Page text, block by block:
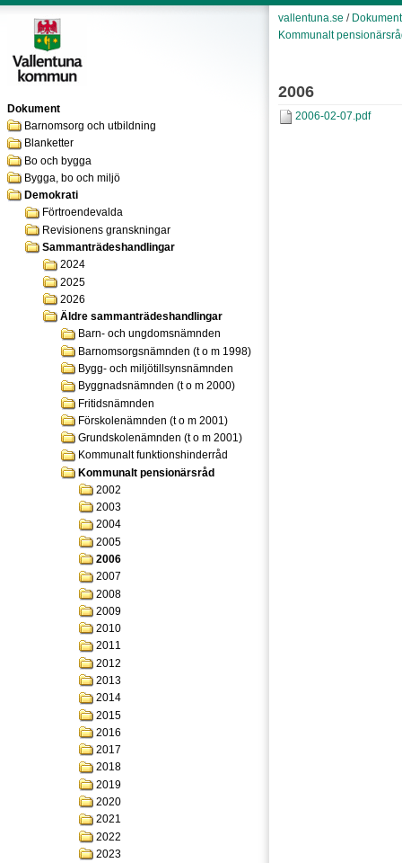
Dokument
Barnomsorg och utbildning
Blanketter
Bo och bygga
Bygga, bo och miljö
Demokrati
Förtroendevalda
Revisionens granskningar
Sammanträdeshandlingar
2024
2025
2026
Äldre sammanträdeshandlingar
Barn- och ungdomsnämnden
Barnomsorgsnämnden (t o m 1998)
Bygg- och miljötillsynsnämnden
Byggnadsnämnden (t o m 2000)
Fritidsnämnden
Förskolenämnden (t o m 2001)
Grundskolenämnden (t o m 2001)
Kommunalt funktionshinderråd
Kommunalt pensionärsråd
2002
2003
2004
2005
2006
2007
2008
2009
2010
2011
2012
2013
2014
2015
2016
2017
2018
2019
2020
2021
2022
2023
vallentuna.se / Dokument
Kommunalt
2006
2006-02-07.pdf